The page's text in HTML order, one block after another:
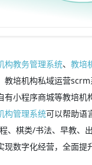
构教务管理系统、教培
教培机构私域运营
有小程序商城等教培机
构管理系统可以帮助语
、棋类/书法、早教、
数字化经营，全面提